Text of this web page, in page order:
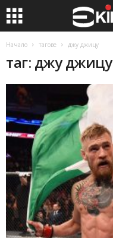
Начало тагове джу джицу
таг: джу джицу